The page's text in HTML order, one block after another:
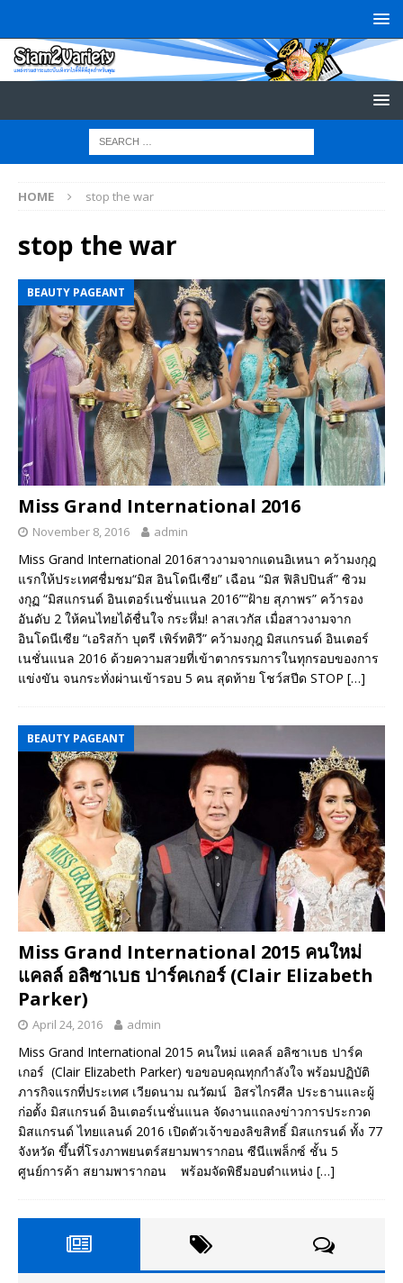
HOME stop the war
stop the war
BEAUTY PAGEANT
Miss Grand International 2016
November 8, 2016 admin
Miss Grand International 2016สาวงามจากแดนอิเหนา คว้ามงกุฎ
แรกให้ประเทศชื่มชม“มิส อินโดนีเซีย” เฉือน “มิส ฟิลิปปินส์” ซิวม
งกุฏ “มิสแกรนด์ อินเตอร์เนชั่นแนล 2016”“ฝ้าย สุภาพร” คว้ารอง
อันดับ 2 ให้คนไทยได้ชื่นใจ กระหึ่ม! ลาสเวกัส เมื่อสาวงามจาก
อินโดนีเซีย “เอริสก้า บุตรี เพิร์ทติวี” คว้ามงกุฎ มิสแกรนด์ อินเตอร์
เนชั่นแนล 2016 ด้วยความสวยที่เข้าตากรรมการในทุกรอบของการ
แข่งขัน จนกระทั่งผ่านเข้ารอบ 5 คน สุดท้าย โชว์สปีด STOP […]
BEAUTY PAGEANT
Miss Grand International 2015 คนใหม่
แคลล์ อลิซาเบธ ปาร์คเกอร์ (Clair Elizabeth
Parker)
April 24, 2016 admin
Miss Grand International 2015 คนใหม่ แคลล์ อลิซาเบธ ปาร์ค
เกอร์ (Clair Elizabeth Parker) ขอขอบคุณทุกกำลังใจ พร้อมปฏิบัติ
ภารกิจแรกที่ประเทศ เวียดนาม ณวัฒน์ อิสรไกรศีล ประธานและผู้
ก่อตั้ง มิสแกรนด์ อินเตอร์เนชั่นแนล จัดงานแถลงข่าวการประกวด
มิสแกรนด์ ไทยแลนด์ 2016 เปิดตัวเจ้าของลิขสิทธิ์ มิสแกรนด์ ทั้ง 77
จังหวัด ขึ้นที่โรงภาพยนตร์สยามพารากอน ซีนีแพล็กซ์ ชั้น 5
ศูนย์การค้า สยามพารากอน พร้อมจัดพิธีมอบตำแหน่ง […]